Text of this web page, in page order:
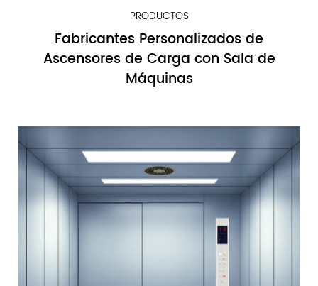
PRODUCTOS
Fabricantes Personalizados de
Ascensores de Carga con Sala de
Máquinas